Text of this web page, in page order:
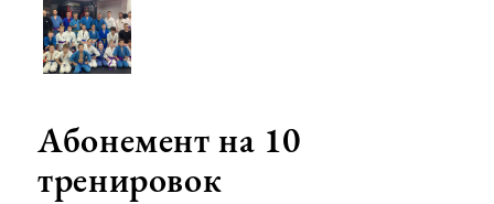
Абонемент на 10
тренировок